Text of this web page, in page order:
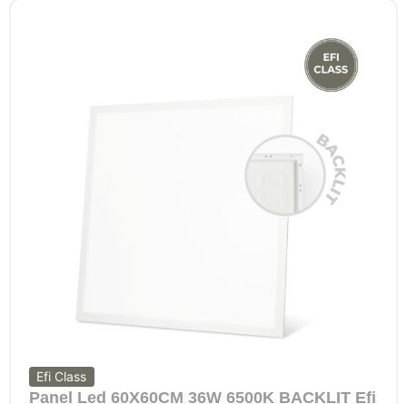
Efi Class
Panel Led 60X60CM 36W 6500K BACKLIT Efi